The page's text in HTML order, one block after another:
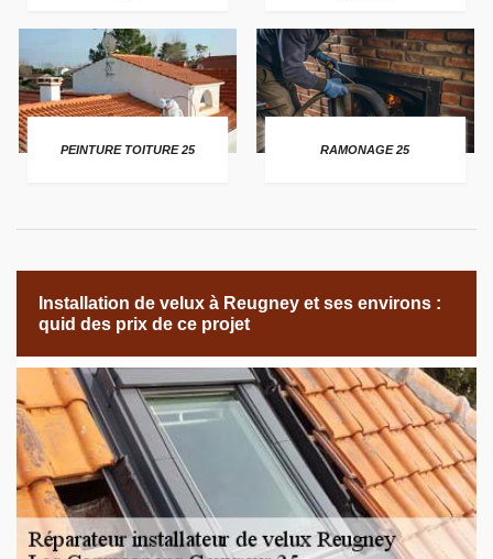
PEINTURE TOITURE 25 RAMONAGE 25
Installation de velux à Reugney et ses environs :
quid des prix de ce projet